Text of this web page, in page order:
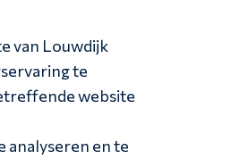
van Louwdijk
te
website
analyseren en te